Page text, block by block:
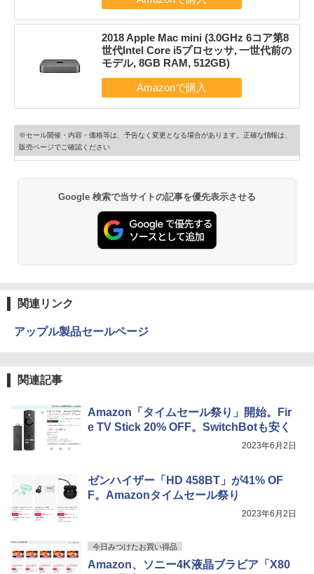
2018 Apple Mac mini (3.0GHz 6コア第8
世代Intel Core i5プロセッサ, 一世代前の
モデル, 8GB RAM, 512GB)
※セール開催・内容・価格等は、予告なく変更となる場合があります。正確な情報は、
販売ページでご確認ください
Google 検索で当サイトの記事を優先表示させる
関連リンク
アップル製品セールページ
関連記事
Amazon「タイムセール祭り」開始。Fir
e TV Stick 20% OFF。SwitchBotも安く
2023年6月2日
ゼンハイザー「HD 458BT」が41% OF
F。Amazonタイムセール祭り
2023年6月2日
今日みつけたお買い得品
Amazon、ソニー4K液晶ブラビア「X80